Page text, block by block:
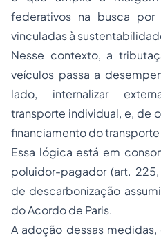
federativos na busca por
vinculadas à
Nesse contexto, a
veículos passa a
lado, internalizar
transporte individual, e, de
financiamento do
Essa lógica está em
poluidor-pagador (art.
de descarbonização
do Acordo de Paris.
A adoção dessas